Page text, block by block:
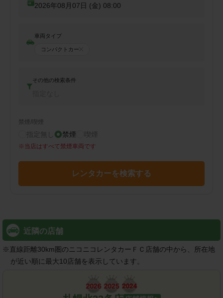
2026年08月07日 (金) 08:00
車両タイプ
コンパクトカー
その他の検索条件
禁煙/喫煙
指定無し 禁煙 喫煙
※ 当店はすべて禁煙車両です
レンタカーを検索する
近隣の店舗
※直線距離30km圏のニコニコレンタカーＦＣ店舗の中から、所在地
が近い順に最大10店舗を表示しています。